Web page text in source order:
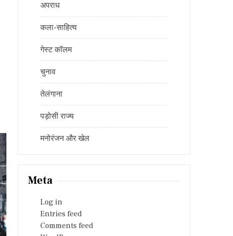
अपराध
कला-साहित्य
गेस्ट कॉलम
चुनाव
तेलंगाना
पड़ोसी राज्य
मनोरंजन और खेल
Meta
Log in
Entries feed
Comments feed